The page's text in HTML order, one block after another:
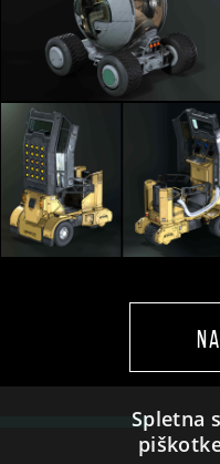
Spletna